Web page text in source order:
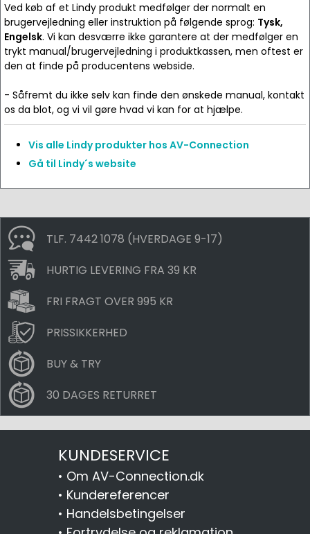
Ved køb af et Lindy produkt medfølger der normalt en
brugervejledning eller instruktion på følgende sprog: Tysk,
Engelsk. Vi kan desværre ikke garantere at der medfølger en
trykt manual/brugervejledning i produktkassen, men oftest er
den at finde på producentens webside.
- Såfremt du ikke selv kan finde den ønskede manual, kontakt
os da blot, og vi vil gøre hvad vi kan for at hjælpe.
Vis alle Lindy produkter hos AV-Connection
Gå til Lindy´s website
TLF. 7442 1078 (HVERDAGE 9-17)
HURTIG LEVERING FRA 39 KR
FRI FRAGT OVER 995 KR
PRISSIKKERHED
BUY & TRY
30 DAGES RETURRET
KUNDESERVICE
• Om AV-Connection.dk
• Kundereferencer
• Handelsbetingelser